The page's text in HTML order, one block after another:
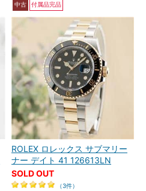
中古 付属品完品
ROLEX ロレックス サブマリー
ナー デイト 41 126613LN
SOLD OUT
（3件）